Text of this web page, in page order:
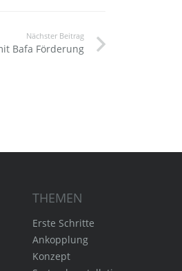
Nächster Beitrag
Bafa Förderung
THEMEN
Erste Schritte
Ankopplung
Konzept